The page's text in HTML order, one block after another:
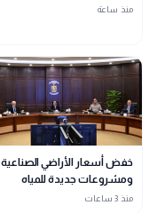
منذ ساعة
خفض أسعار الأراضي الصناعية
ومشروعات جديدة للمياه
والإسكان.. أبرز قرارات الحكومة
منذ 3 ساعات